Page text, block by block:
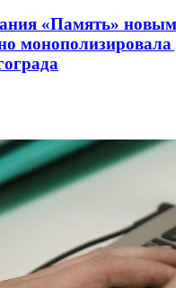
«Память» новым
монополизировала